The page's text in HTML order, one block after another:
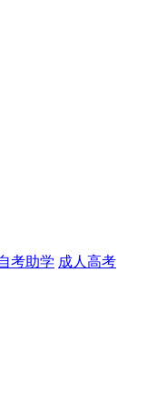
考助学 成人高考